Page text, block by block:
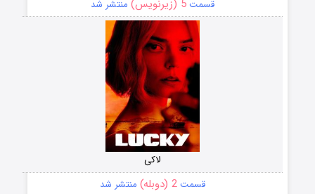
قسمت5 (زیرنویس) منتشر شد
لاکی
قسمت2 (دوبله) منتشر شد